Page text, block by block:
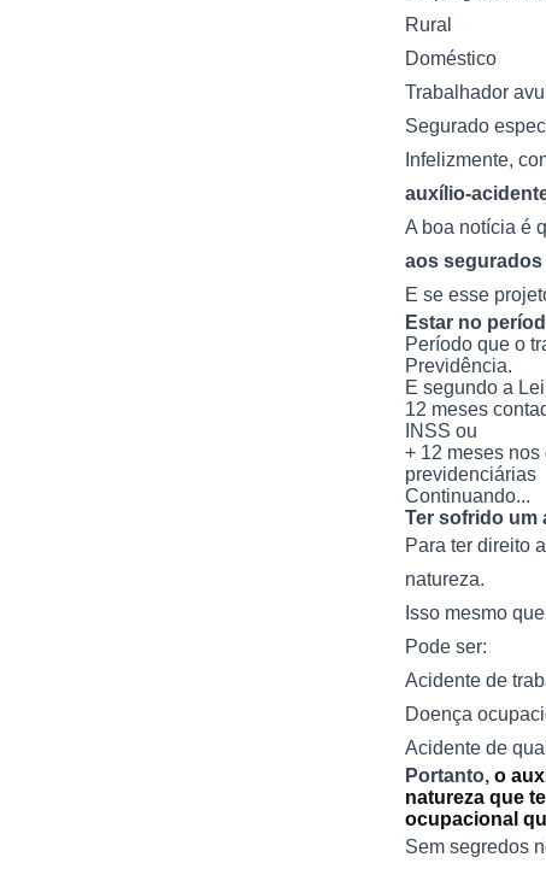
Rural
Doméstico
Trabalhador
Segurado
Infelizmente,
auxílio-
A boa notícia é
aos
E se esse
Estar no
Período que o
Previdência.
E segundo a
12 meses
INSS ou
+ 12 meses
previdenciárias
Continuando...
Ter sofrido um
Para ter direito
natureza.
Isso mesmo
Pode ser:
Acidente de
Doença
Acidente de
Portanto, o
natureza que
ocupacional
Sem segredos